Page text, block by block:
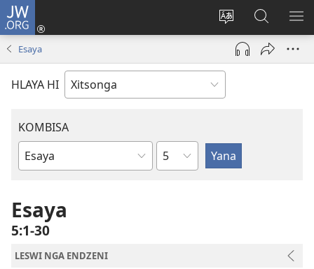
JW.ORG
Hlawula
ririmi
Nghena
(opens
window)
Secha
JW.ORG
Esaya
HLAYA HI
KOMBISA
Bible
Ndzima
Esaya
5:1-30
LESWI NGA ENDZENI